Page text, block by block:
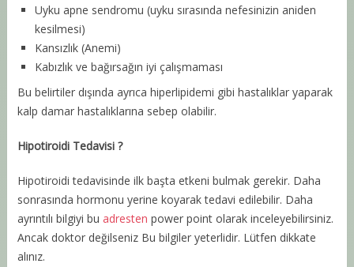
Uyku apne sendromu (uyku sırasında nefesinizin aniden
kesilmesi)
Kansızlık (Anemi)
Kabızlık ve bağırsağın iyi çalışmaması
Bu belirtiler dışında ayrıca hiperlipidemi gibi hastalıklar yaparak
kalp damar hastalıklarına sebep olabilir.
Hipotiroidi Tedavisi ?
Hipotiroidi tedavisinde ilk başta etkeni bulmak gerekir. Daha
sonrasında hormonu yerine koyarak tedavi edilebilir. Daha
ayrıntılı bilgiyi bu adresten power point olarak inceleyebilirsiniz.
Ancak doktor değilseniz Bu bilgiler yeterlidir. Lütfen dikkate
alınız.